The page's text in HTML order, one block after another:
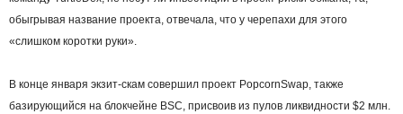
обыгрывая название проекта, отвечала, что у черепахи для этого
«слишком коротки руки».
В конце января экзит-скам совершил проект PopcornSwap, также
базирующийся на блокчейне BSC, присвоив из пулов ликвидности $2 млн.